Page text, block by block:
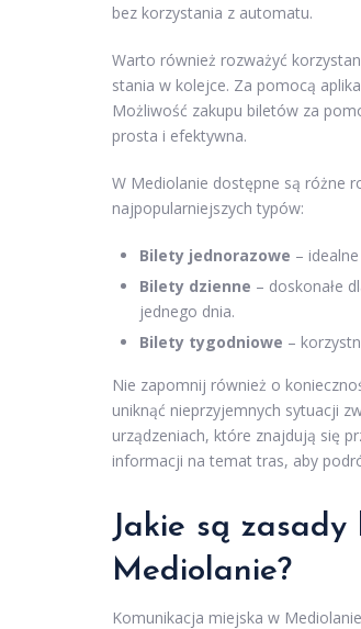
bez korzystania z automatu.
Warto również rozważyć
stania w kolejce. Za pomocą
Możliwość zakupu biletów za
prosta i efektywna.
W Mediolanie dostępne są różne
najpopularniejszych typów:
Bilety jednorazowe –
Bilety dzienne – doskonałe
jednego dnia.
Bilety tygodniowe –
Nie zapomnij również o
uniknąć nieprzyjemnych sytuacji
urządzeniach, które znajdują się
informacji na temat tras, aby
Jakie są
Mediolanie?
Komunikacja miejska w